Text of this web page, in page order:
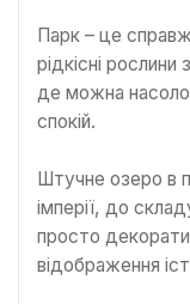
Парк – це
рідкісні рослини
де можна
спокій.
Штучне озеро в
імперії, до
просто
відображення